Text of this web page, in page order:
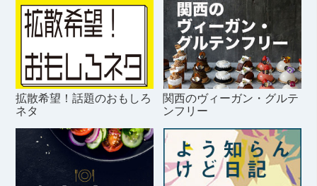
拡散希望！話題のおもしろ
ネタ
関西のヴィーガン・グルテ
ンフリー